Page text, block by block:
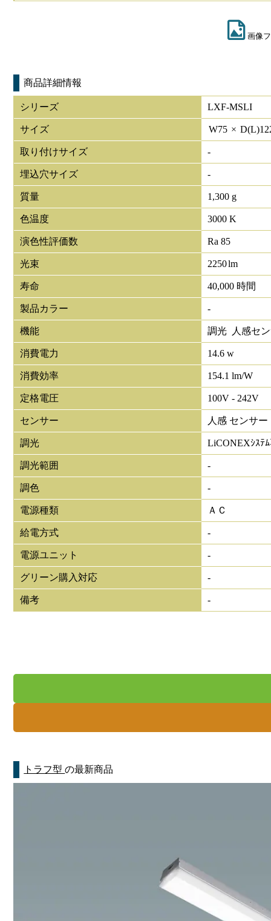
画像
商品詳細情報
シリーズ LXF-MSLI
サイズ W75 × D(L)
取り付けサイズ -
埋込穴サイズ -
質量 1,300 g
色温度 3000 K
演色性評価数 Ra 85
光束 2250lm
寿命 40,000 時間
製品カラー -
機能 調光 人感セ
消費電力 14.6 w
消費効率 154.1 lm/W
定格電圧 100V - 242V
センサー 人感 センサー
調光 LiCONEXｼｽﾃ
調光範囲 -
調色 -
電源種類 ＡＣ
給電方式 -
電源ユニット -
グリーン購入対応 -
備考 -
トラフ型の最新商品